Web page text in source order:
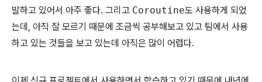
발하고 있어서 아주 좋다. 그리고 Coroutine도 사용하게 되었
는데, 아직 잘 모르기 때문에 조금씩 공부해보고 있고 팀에서 사용
하고 있는 것들을 보고 있는데 아직은 많이 어렵다.